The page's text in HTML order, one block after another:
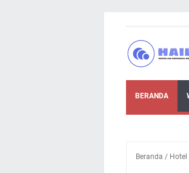
BERANDA
Beranda / Hotel